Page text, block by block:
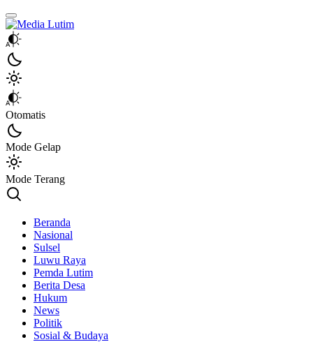
Media Lutim
Info untuk Lutim
Otomatis
Mode Gelap
Mode Terang
Beranda
Nasional
Sulsel
Luwu Raya
Pemda Lutim
Berita Desa
Hukum
News
Politik
Sosial & Budaya